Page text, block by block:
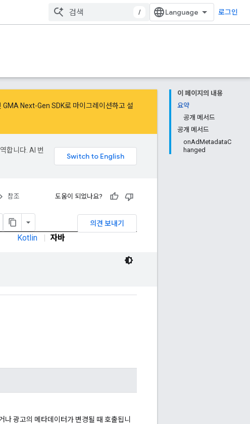
/ 로그인
이 페이지의 내용
요약
공개 메서드
공개 메서드
onAdMetadataC
hanged
GMA Next-Gen SDK로 마이그레이션하고 설
합니다. AI 번
참조 도움이 되었나요?
의견 보내기
Kotlin | 자바
나 광고의 메타데이터가 변경될 때 호출됩니